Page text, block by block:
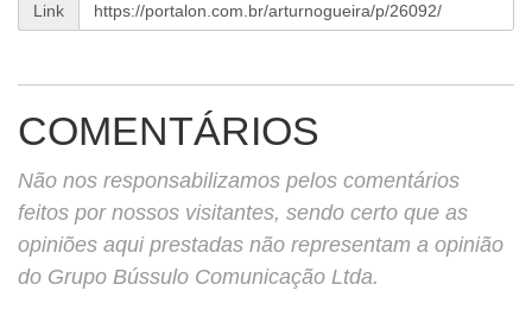
Link
COMENTÁRIOS
Não nos responsabilizamos pelos comentários
feitos por nossos visitantes, sendo certo que as
opiniões aqui prestadas não representam a opinião
do Grupo Bússulo Comunicação Ltda.